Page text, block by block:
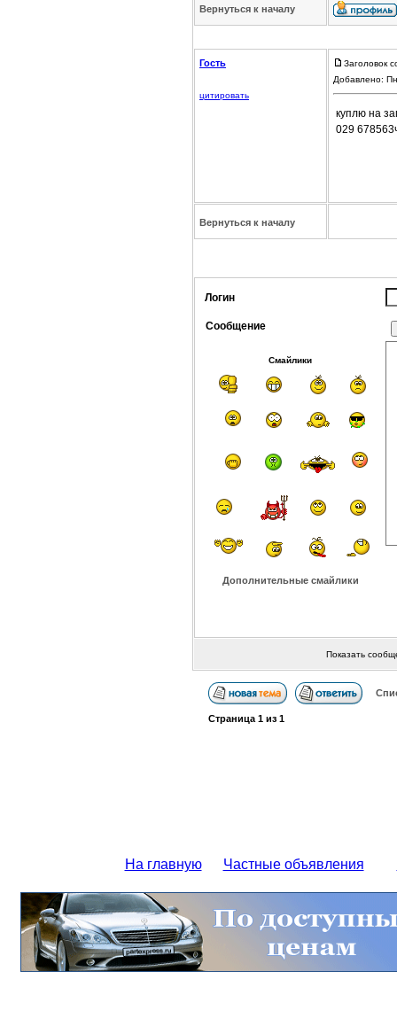
Вернуться к началу
Гость
цитировать
Заголовок
Добавлено:
куплю на
029
Вернуться к началу
Логин
Сообщение
Смайлики
Дополнительные смайлики
Показать
Страница 1из 1
На главную Частные объявления